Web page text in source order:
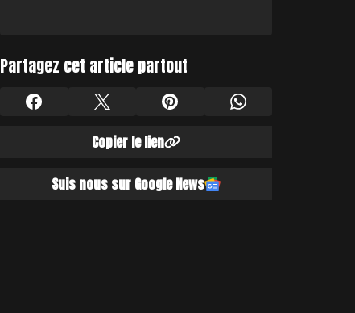
Partagez cet article partout
Copier le lien
Suis nous sur Google News